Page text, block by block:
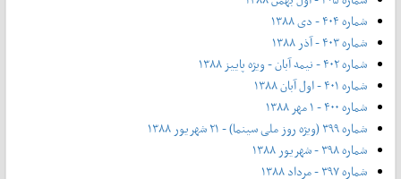
شماره ۴۰۴ - دی ۱۳۸۸
شماره ۴۰۳ - آذر ۱۳۸۸
شماره ۴۰۲ - نیمه آبان - ویژه پاییز ۱۳۸۸
شماره ۴۰۱ - اول آبان ۱۳۸۸
شماره ۴۰۰ - ۱ مهر ۱۳۸۸
شماره ۳۹۹ (ویژه روز ملی سینما) - ۲۱ شهریور ۱۳۸۸
شماره ۳۹۸ - شهریور ۱۳۸۸
شماره ۳۹۷ - مرداد ۱۳۸۸